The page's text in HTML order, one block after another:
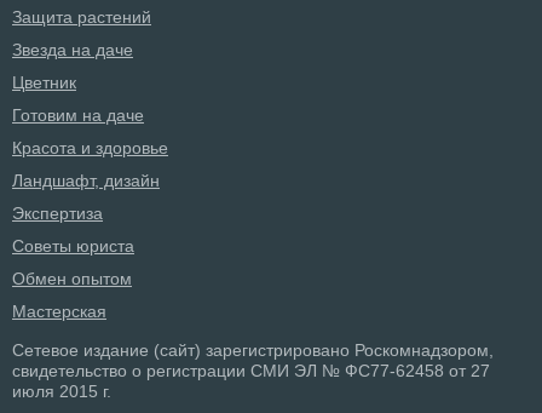
Защита растений
Звезда на даче
Цветник
Готовим на даче
Красота и здоровье
Ландшафт, дизайн
Экспертиза
Советы юриста
Обмен опытом
Мастерская
Сетевое издание (сайт) зарегистрировано Роскомнадзором,
свидетельство о регистрации СМИ ЭЛ № ФС77-62458 от 27
июля 2015 г.